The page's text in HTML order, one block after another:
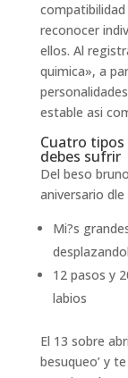
reconocer
ellos. Al
quimica», a
estable asi­
Cuatro
debes sufrir
Del beso
aniversario
Mi?s
12 pasos y
labios
El 13 sobre
besuqueo’ y